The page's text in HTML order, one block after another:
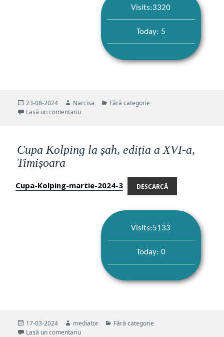
Visits:3320
Today: 5
Publicat
pe
23-08-2024 Autor
Narcisa Categorii
Fără categorie
Lasă un comentariula Citatul zilei 24.08.2024 (sâmbătă)
Cupa Kolping la șah, ediția a XVI-a,
Timișoara
Cupa-Kolping-martie-2024-3 DESCARCĂ
Visits:5133
Today: 0
Publicat
pe
17-03-2024 Autor
mediator Categorii
Fără categorie
Lasă un comentariula Cupa Kolping la șah, ediția a XVI-a, Timișoara